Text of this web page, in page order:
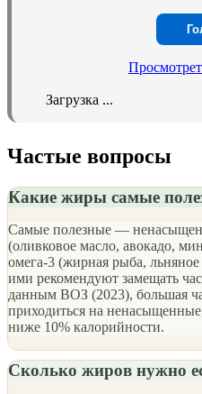
Загрузка ...
Частые вопросы
Какие жиры самые
Самые полезные —
(оливковое масло, авокадо,
омега-3 (жирная рыба,
ими рекомендуют замещать
данным ВОЗ (2023), большая
приходиться на
ниже 10% калорийности.
Сколько жиров нужно